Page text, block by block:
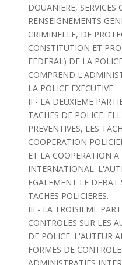
DOUANIERE, SERVICES
RENSEIGNEMENTS
CRIMINELLE, DE
CONSTITUTION ET
FEDERAL) DE LA
COMPREND
LA POLICE EXECUTIVE.
II - LA DEUXIEME
TACHES DE POLICE.
PREVENTIVES, LES
COOPERATION
ET LA COOPERATION A
INTERNATIONAL.
EGALEMENT LE
TACHES POLICIERES.
III - LA TROISIEME
CONTROLES SUR LES
DE POLICE. L'AUTEUR
FORMES DE